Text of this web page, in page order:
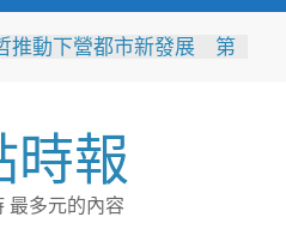
推動下營都市新發展 第
攜手4大名店發起2026中
隻大白熊萌登場 帶你
市新玩法
時報
最多元的內容